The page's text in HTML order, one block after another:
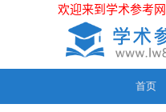
欢迎来到学术参考网
首页